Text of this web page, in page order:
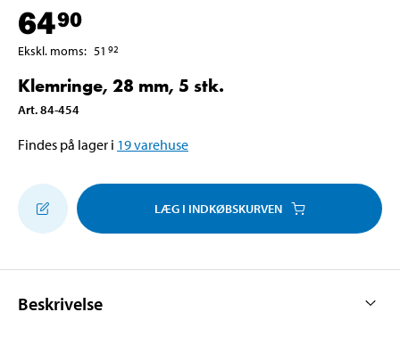
6490
Ekskl. moms: 51 92
Klemringe, 28 mm, 5 stk.
Art.84-454
Findes på lager i 19varehuse
LÆG I INDKØBSKURVEN
Beskrivelse